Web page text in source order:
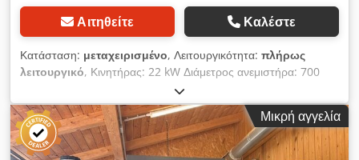
Αιτηθείτε Καλέστε
Κατάσταση: μεταχειρισμένο, Λειτουργικότητα: πλήρως
λειτουργικό, Κινητήρας: 22 kW Διάμετρος ανεμιστήρα: 700
mm Μήκος: 2500 mm Dkedpjri R Dusfx Ambjr
Μικρή αγγελία